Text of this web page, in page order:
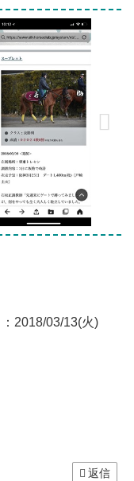
2018/03/13(火)
返信